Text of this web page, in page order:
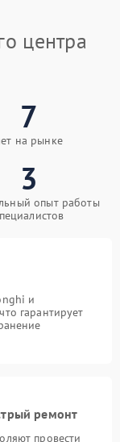
центра
7
на рынке
3
опыт работы
и
гарантирует
ремонт
провести